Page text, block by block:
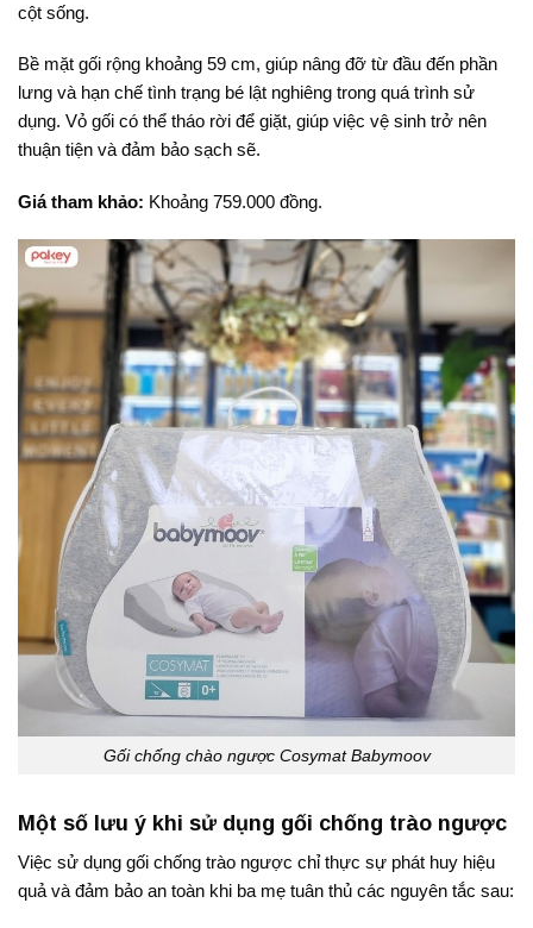
cột sống.
Bề mặt gối rộng khoảng 59 cm, giúp nâng đỡ từ đầu đến phần
lưng và hạn chế tình trạng bé lật nghiêng trong quá trình sử
dụng. Vỏ gối có thể tháo rời để giặt, giúp việc vệ sinh trở nên
thuận tiện và đảm bảo sạch sẽ.
Giá tham khảo: Khoảng 759.000 đồng.
Gối chống chào ngược Cosymat Babymoov
Một số lưu ý khi sử dụng gối chống trào ngược
Việc sử dụng gối chống trào ngược chỉ thực sự phát huy hiệu
quả và đảm bảo an toàn khi ba mẹ tuân thủ các nguyên tắc sau: